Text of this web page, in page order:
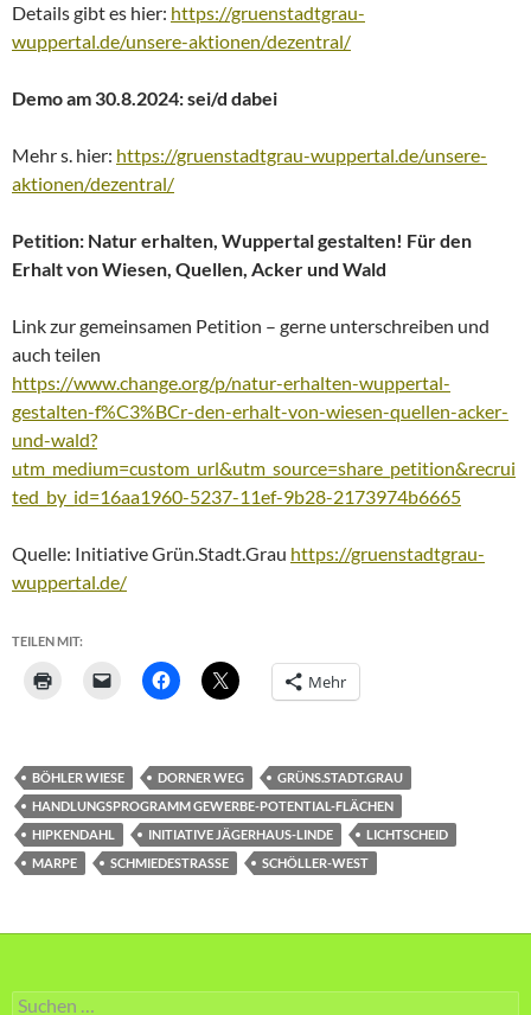
Details gibt es hier: https://gruenstadtgrau-
wuppertal.de/unsere-aktionen/dezentral/
Demo am 30.8.2024: sei/d dabei
Mehr s. hier: https://gruenstadtgrau-wuppertal.de/unsere-
aktionen/dezentral/
Petition: Natur erhalten, Wuppertal gestalten! Für den
Erhalt von Wiesen, Quellen, Acker und Wald
Link zur gemeinsamen Petition – gerne unterschreiben und
auch teilen
https://www.change.org/p/natur-erhalten-wuppertal-
gestalten-f%C3%BCr-den-erhalt-von-wiesen-quellen-acker-
und-wald?
utm_medium=custom_url&utm_source=share_petition&recrui
ted_by_id=16aa1960-5237-11ef-9b28-2173974b6665
Quelle: Initiative Grün.Stadt.Grau https://gruenstadtgrau-
wuppertal.de/
TEILEN MIT:
Mehr
BÖHLER WIESE DORNER WEG
GRÜNS.STADT.GRAU
HANDLUNGSPROGRAMM GEWERBE-POTENTIAL-FLÄCHEN
HIPKENDAHL
INITIATIVE JÄGERHAUS-LINDE
LICHTSCHEID
MARPE
SCHMIEDESTRASSE SCHÖLLER-WEST
Suche